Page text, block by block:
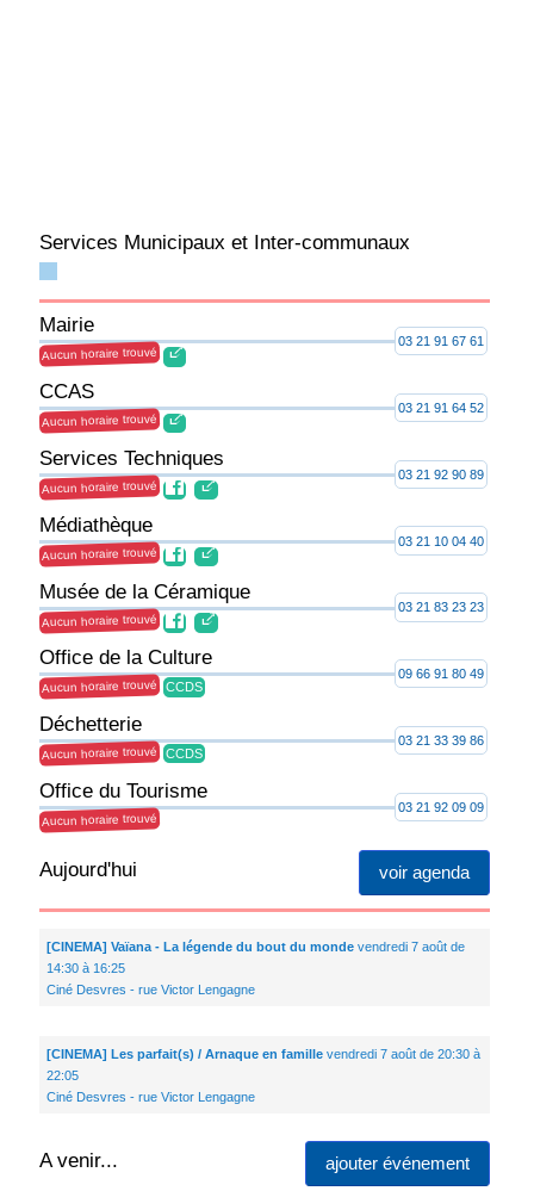
Services Municipaux et Inter-communaux
Mairie
Aucun horaire trouvé
03 21 91 67 61
CCAS
Aucun horaire trouvé
03 21 91 64 52
Services Techniques
Aucun horaire trouvé
03 21 92 90 89
Médiathèque
Aucun horaire trouvé
03 21 10 04 40
Musée de la Céramique
Aucun horaire trouvé
03 21 83 23 23
Office de la Culture
Aucun horaire trouvé
09 66 91 80 49
Déchetterie
Aucun horaire trouvé
CCDS
03 21 33 39 86
Office du Tourisme
Aucun horaire trouvé
CCDS
03 21 92 09 09
voir agenda
Aujourd'hui
[CINEMA] Vaïana - La légende du bout du mondevendredi 7 août de
14:30 à 16:25
Ciné Desvres - rue Victor Lengagne
[CINEMA] Les parfait(s) / Arnaque en famillevendredi 7 août de 20:30 à
22:05
Ciné Desvres - rue Victor Lengagne
A venir... ajouter événement